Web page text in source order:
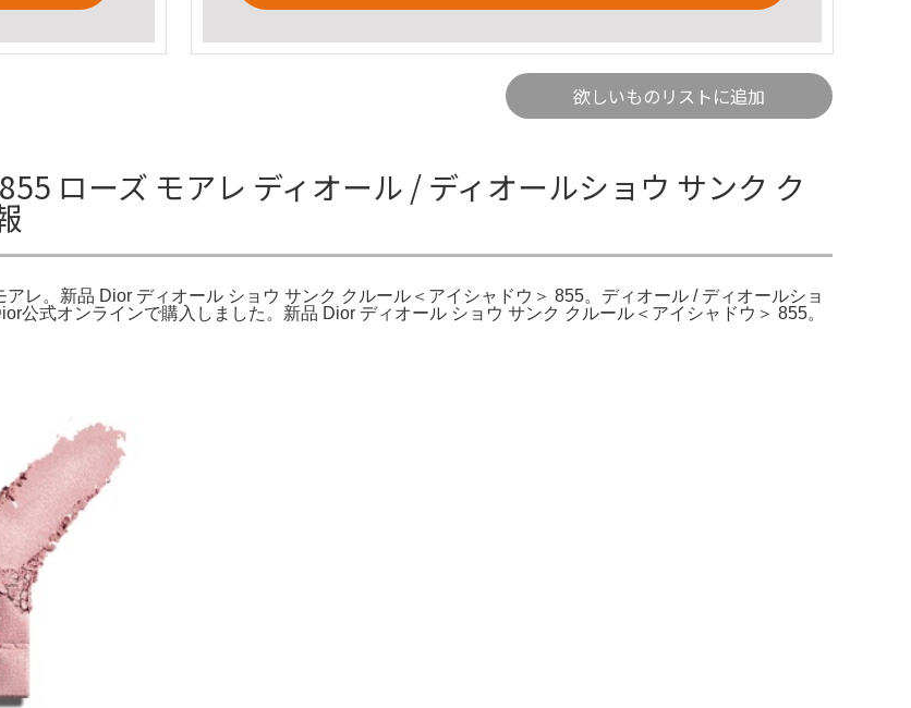
欲しいものリストに追加
ローズ モアレ ディオール / ディオールショウ サンク ク
レ。新品 Dior ディオール ショウ サンク クルール＜アイシャドウ＞ 855。ディオール / ディオールショ
公式オンラインで購入しました。新品 Dior ディオール ショウ サンク クルール＜アイシャドウ＞ 855。